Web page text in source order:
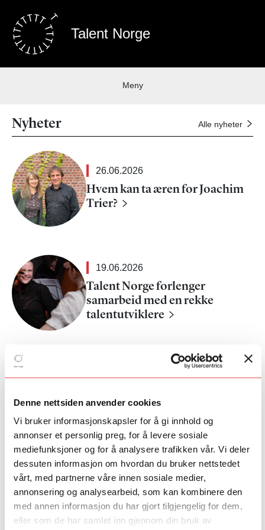
Denne nettsiden anvender cookies
Vi bruker informasjonskapsler for å gi innhold og
annonser et personlig preg, for å levere sosiale
mediefunksjoner og for å analysere trafikken vår. Vi deler
dessuten informasjon om hvordan du bruker nettstedet
vårt, med partnerne våre innen sosiale medier,
annonsering og analysearbeid, som kan kombinere den
med annen informasjon du har gjort tilgjengelig for dem,
eller som de har samlet inn gjennom din bruk av
Talent Norge
Meny
Nyheter Alle nyheter
26.06.2026
Hvem kan ta æren for Joachim
Trier?
19.06.2026
Talent Norge forlenger
samarbeid med en rekke
talentutviklere
Møt ArtEx-
deltagerne Alexandra
Jegerstedt og Iben
Isabell Krogsgaard